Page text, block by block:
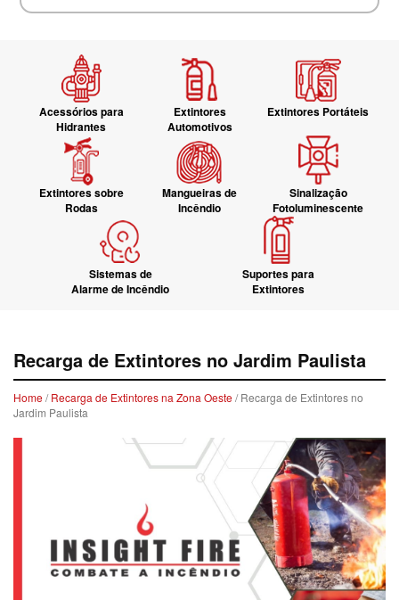
Acessórios para
Hidrantes
Extintores
Automotivos
Extintores Portáteis
Extintores sobre
Rodas
Mangueiras de
Incêndio
Sinalização
Fotoluminescente
Sistemas de
Alarme de Incêndio
Suportes para
Extintores
Recarga de Extintores no Jardim Paulista
Home/Recarga de Extintores na Zona Oeste/ Recarga de Extintores no
Jardim Paulista